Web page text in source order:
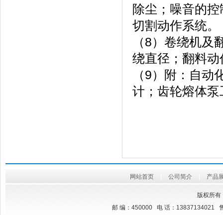
除尘；噪音的
切割动作系统。
（8）卷绕机
绕直径；翻料
（9）附：自
计；齿轮熔体
网站首页 公司简介 产品
版权所
邮 编：450000 电 话：13837134021